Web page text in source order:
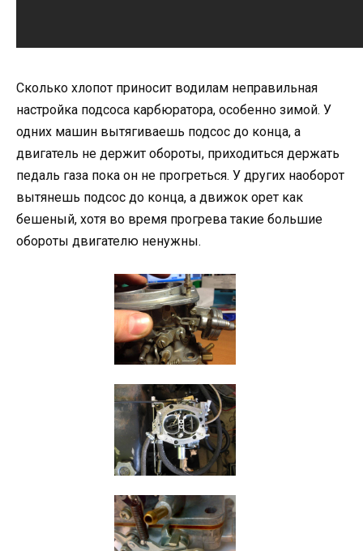
Сколько хлопот приносит водилам неправильная
настройка подсоса карбюратора, особенно зимой. У
одних машин вытягиваешь подсос до конца, а
двигатель не держит обороты, приходиться держать
педаль газа пока он не прогреться. У других наоборот
вытянешь подсос до конца, а движок орет как
бешеный, хотя во время прогрева такие большие
обороты двигателю ненужны.